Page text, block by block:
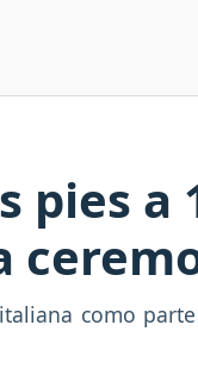
pies
como